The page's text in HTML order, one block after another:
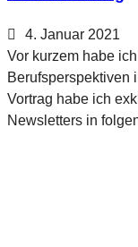
4. Januar 2021
Vor kurzem habe
Berufsperspektiven
Vortrag habe ich
Newsletters in